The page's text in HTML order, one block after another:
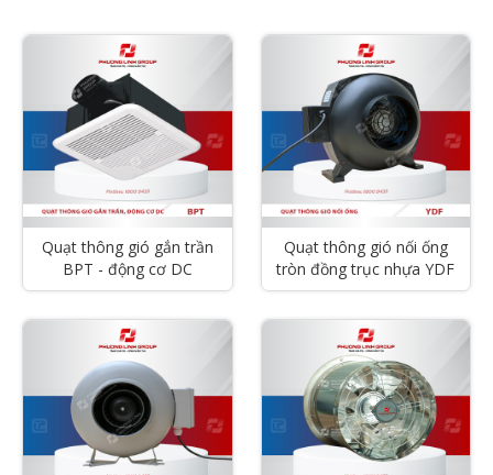
Quạt thông gió gắn trần
BPT - động cơ DC
Quạt thông gió nối ống
tròn đồng trục nhựa YDF